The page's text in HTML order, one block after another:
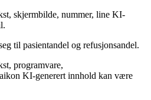
til pasientandel og refusjonsandel.